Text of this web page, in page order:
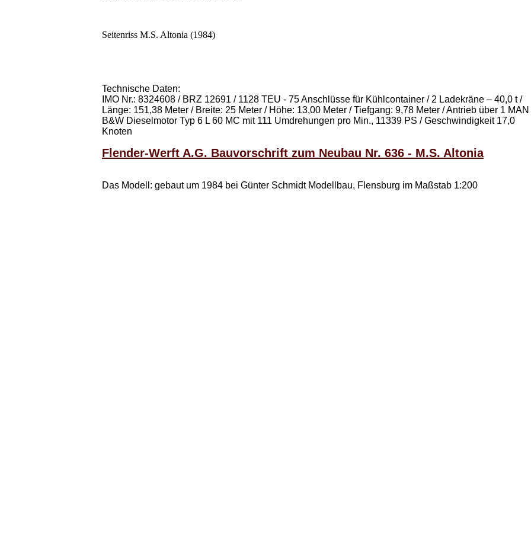
Seitenriss M.S. Altonia (1984)
Technische Daten:
IMO Nr.: 8324608 / BRZ 12691 / 1128 TEU - 75 Anschlüsse für Kühlcontainer / 2 Ladekräne – 40,0 t /
Länge: 151,38 Meter / Breite: 25 Meter / Höhe: 13,00 Meter / Tiefgang: 9,78 Meter / Antrieb über 1 MAN
B&W Dieselmotor Typ 6 L 60 MC mit 111 Umdrehungen pro Min., 11339 PS / Geschwindigkeit 17,0
Knoten
Flender-Werft A.G. Bauvorschrift zum Neubau Nr. 636 - M.S. Altonia
Das Modell: gebaut um 1984 bei Günter Schmidt Modellbau, Flensburg im Maßstab 1:200